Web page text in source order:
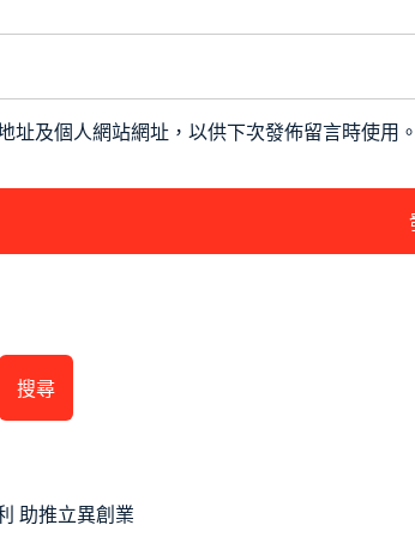
址及個人網站網址，以供下次發佈留言時使用。
搜尋
助推立異創業